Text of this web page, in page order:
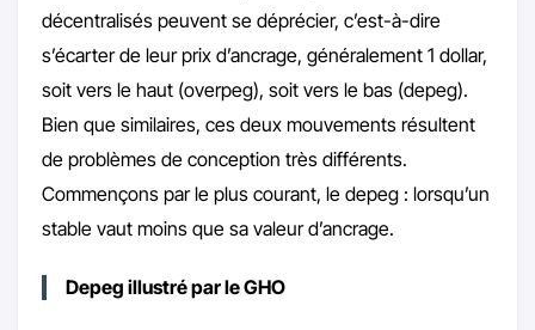
décentralisés peuvent se déprécier, c’est-à-dire
s’écarter de leur prix d’ancrage, généralement 1 dollar,
soit vers le haut (overpeg), soit vers le bas (depeg).
Bien que similaires, ces deux mouvements résultent
de problèmes de conception très différents.
Commençons par le plus courant, le depeg : lorsqu’un
stable vaut moins que sa valeur d’ancrage.
Depeg illustré par le GHO